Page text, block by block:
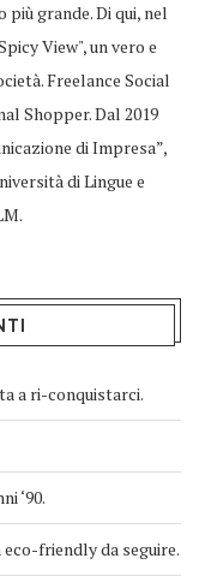
grande. Di qui, nel
View", un vero e
Freelance Social
Shopper. Dal 2019
di Impresa”,
di Lingue e
a ri-conquistarci.
‘90.
friendly da seguire.